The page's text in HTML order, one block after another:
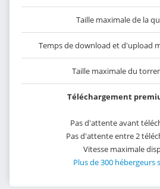
Taille maximale de la
Temps de download et d'upload
Taille maximale du
Téléchargement
Pas d'attente avant
Pas d'attente entre 2
Vitesse maximale
Plus de 300 hébergeurs